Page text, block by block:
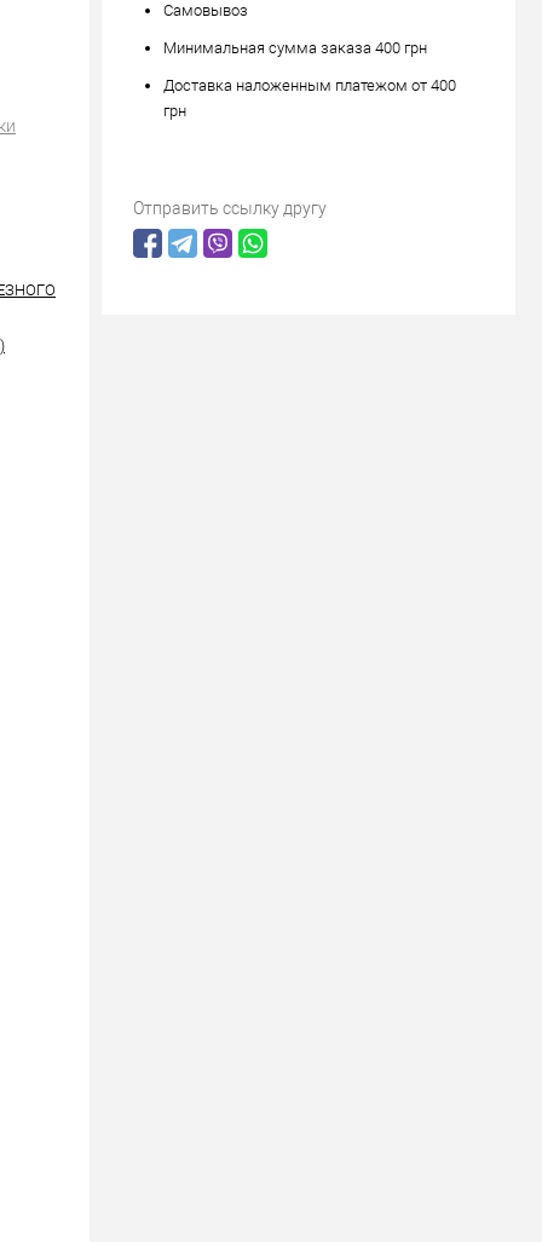
Самовывоз
Минимальная сумма заказа 400 грн
Доставка наложенным платежом от 400
грн
Отправить ссылку другу